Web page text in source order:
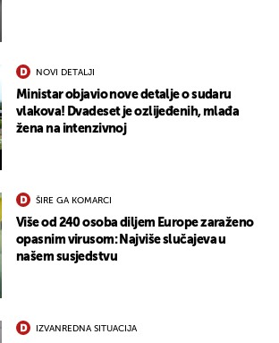
NOVI DETALJI
Ministar objavio nove detalje o sudaru
vlakova! Dvadeset je ozlijeđenih, mlađa
žena na intenzivnoj
ŠIRE GA KOMARCI
Više od 240 osoba diljem Europe zaraženo
opasnim virusom: Najviše slučajeva u
našem susjedstvu
IZVANREDNA SITUACIJA